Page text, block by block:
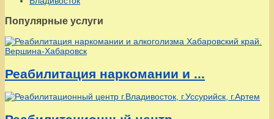
Популярные услуги
Реабилитация наркомании и ...